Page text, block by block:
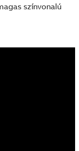
színvonalú